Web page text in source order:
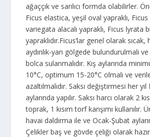
ağaççık ve sarılıcı formda olabilirler.
Ficus elastica, yeşil oval yapraklı,
variegata alacalı yapraklı, Ficus lyrata
yapraklıdır.Ficus’lar genel olarak sıcak,
aydınlık-yarı gölgede bulundurulmalı
bolca sulanmalıdır. Kış aylarında
10°C, optimum 15-20°C olmalı ve
azaltılmalıdır. Saksı değiştirmesi her
aylarında yapılır. Saksı harcı olarak 2
toprak, 1 kısım torf karışımı kullanılır.
havai daldırma ile ve Ocak-Şubat
Çelikler baş ve gövde çeliği olarak